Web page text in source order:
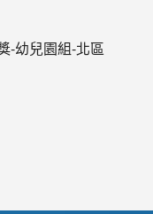
-幼兒園組-北區